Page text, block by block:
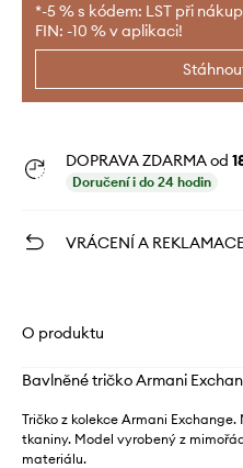
*-5 % s kódem: LST při
FIN: -10 % v aplikaci!
DOPRAVA ZDARMA od
Doručení i do 24 hodin
VRÁCENÍ A
O produktu
Bavlněné tričko Armani
Tričko z kolekce Armani
tkaniny. Model vyrobený z
materiálu.